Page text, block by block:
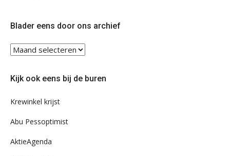
Blader eens door ons archief
Blader
eens
ons
Kijk ook eens bij de buren
Krewinkel krijst
Abu Pessoptimist
AktieAgenda